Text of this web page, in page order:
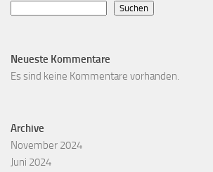
Suchen
Neueste Kommentare
Es sind keine Kommentare vorhanden.
Archive
November 2024
Juni 2024